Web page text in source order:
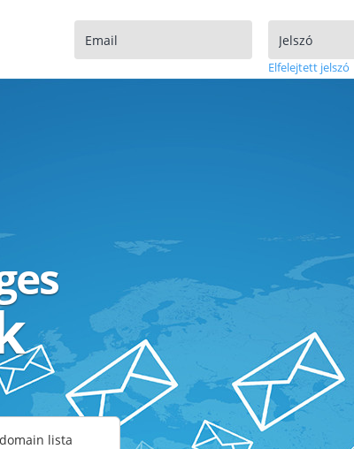
Elfelejtett jelszó
lista